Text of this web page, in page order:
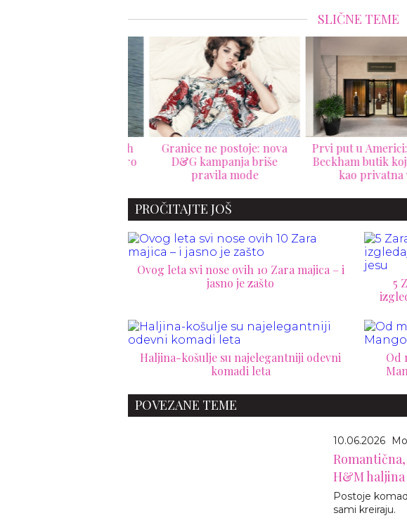
SLIČNE TEME
Granice ne postoje: nova
D&G kampanja briše
pravila mode
Prvi put u Americi:
Beckham butik koji
kao privatna vila
PROČITAJTE JOŠ
Ovog leta svi nose ovih 10 Zara majica – i
jasno je zašto
5
Haljina-košulje su najelegantniji odevni
komadi leta
Od
POVEZANE TEME
10.06.2026
H&M
Postoje
sami kreiraju.